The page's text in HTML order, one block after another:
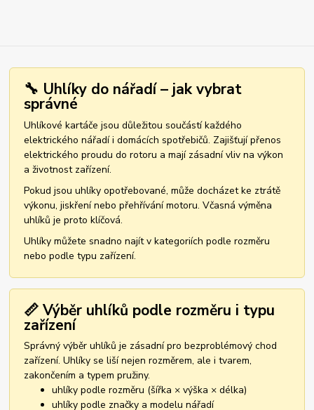
🔧 Uhlíky do nářadí – jak vybrat
správné
Uhlíkové kartáče jsou důležitou součástí každého
elektrického nářadí i domácích spotřebičů. Zajišťují přenos
elektrického proudu do rotoru a mají zásadní vliv na výkon
a životnost zařízení.
Pokud jsou uhlíky opotřebované, může docházet ke ztrátě
výkonu, jiskření nebo přehřívání motoru. Včasná výměna
uhlíků je proto klíčová.
Uhlíky můžete snadno najít v kategoriích podle rozměru
nebo podle typu zařízení.
📏 Výběr uhlíků podle rozměru i typu
zařízení
Správný výběr uhlíků je zásadní pro bezproblémový chod
zařízení. Uhlíky se liší nejen rozměrem, ale i tvarem,
zakončením a typem pružiny.
uhlíky podle rozměru (šířka × výška × délka)
uhlíky podle značky a modelu nářadí